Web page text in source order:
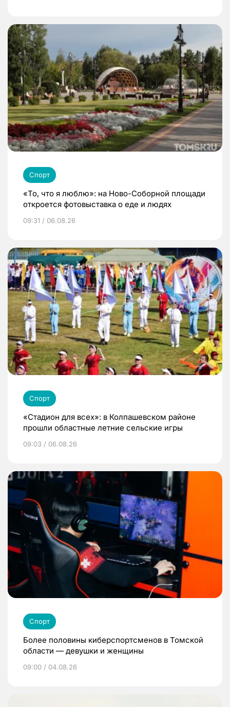
Спорт
«То, что я люблю»: на Ново-Соборной площади
откроется фотовыставка о еде и людях
09:31 / 06.08.26
Спорт
«Стадион для всех»: в Колпашевском районе
прошли областные летние сельские игры
09:03 / 06.08.26
Спорт
Более половины киберспортсменов в Томской
области — девушки и женщины
09:00 / 04.08.26